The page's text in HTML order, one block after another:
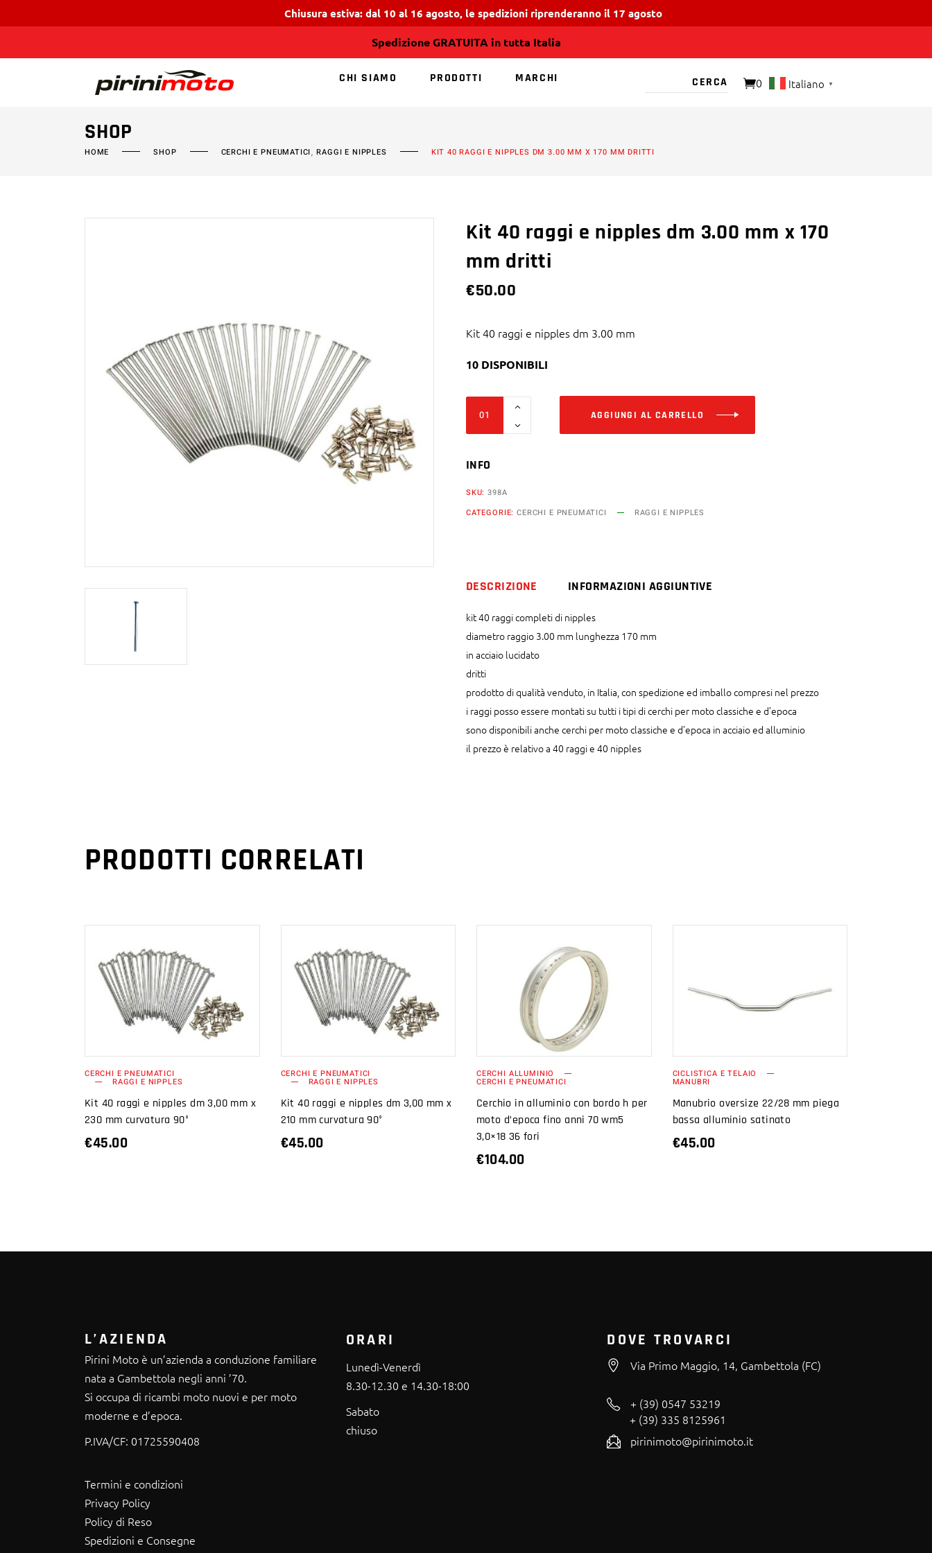
Chiusura estiva: dal 10 al 16 agosto, le spedizioni riprenderanno il 17 agosto
Spedizione GRATUITA in tutta Italia
CHI SIAMO PRODOTTI MARCHI 0 Italiano ▼
SHOP
HOME SHOP CERCHI E PNEUMATICI,RAGGI E NIPPLES KIT 40 RAGGI E NIPPLES DM 3.00 MM X 170 MM DRITTI
Kit 40 raggi e nipples dm 3.00 mm x 170
mm dritti
€50.00
Kit 40 raggi e nipples dm 3.00 mm
10 DISPONIBILI
e
dm
3.00
mm
dritti
quantity
AGGIUNGI AL CARRELLO
INFO
SKU:398A
CATEGORIE:CERCHI E PNEUMATICI RAGGI E NIPPLES
DESCRIZIONE INFORMAZIONI AGGIUNTIVE
kit 40 raggi completi di nipples
diametro raggio 3.00 mm lunghezza 170 mm
in acciaio lucidato
dritti
prodotto di qualità venduto, in Italia, con spedizione ed imballo compresi nel prezzo
i raggi posso essere montati su tutti i tipi di cerchi per moto classiche e d’epoca
sono disponibili anche cerchi per moto classiche e d’epoca in acciaio ed alluminio
il prezzo è relativo a 40 raggi e 40 nipples
PRODOTTI CORRELATI
AGGIUNGI AL
CARRELLO
CERCHI E PNEUMATICI
RAGGI E NIPPLES
Kit 40 raggi e nipples dm 3,00 mm x
230 mm curvatura 90°
€45.00
AGGIUNGI AL
CARRELLO
CERCHI E PNEUMATICI
RAGGI E NIPPLES
Kit 40 raggi e nipples dm 3,00 mm x
210 mm curvatura 90°
€45.00
AGGIUNGI AL
CARRELLO
CERCHI ALLUMINIO
CERCHI E PNEUMATICI
Cerchio in alluminio con bordo h per
moto d’epoca fino anni 70 wm5
3,0×18 36 fori
€104.00
CARRELLO
CICLISTICA E TELAIO
MANUBRI
Manubrio oversize 22/28 mm piega
bassa alluminio satinato
€45.00
L’AZIENDA
Pirini Moto è un’azienda a conduzione familiare
nata a Gambettola negli anni ’70.
Si occupa di ricambi moto nuovi e per moto
moderne e d’epoca.
P.IVA/CF: 01725590408
Termini e condizioni
Privacy Policy
Policy di Reso
Spedizioni e Consegne
ORARI
Lunedì-Venerdì
8.30-12.30 e 14.30-18:00
Sabato
chiuso
DOVE TROVARCI
Via Primo Maggio, 14, Gambettola (FC)
+ (39) 0547 53219
+ (39) 335 8125961
pirinimoto@pirinimoto.it